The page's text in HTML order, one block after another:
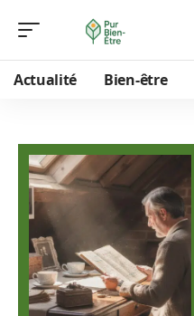
Actualité Bien-être